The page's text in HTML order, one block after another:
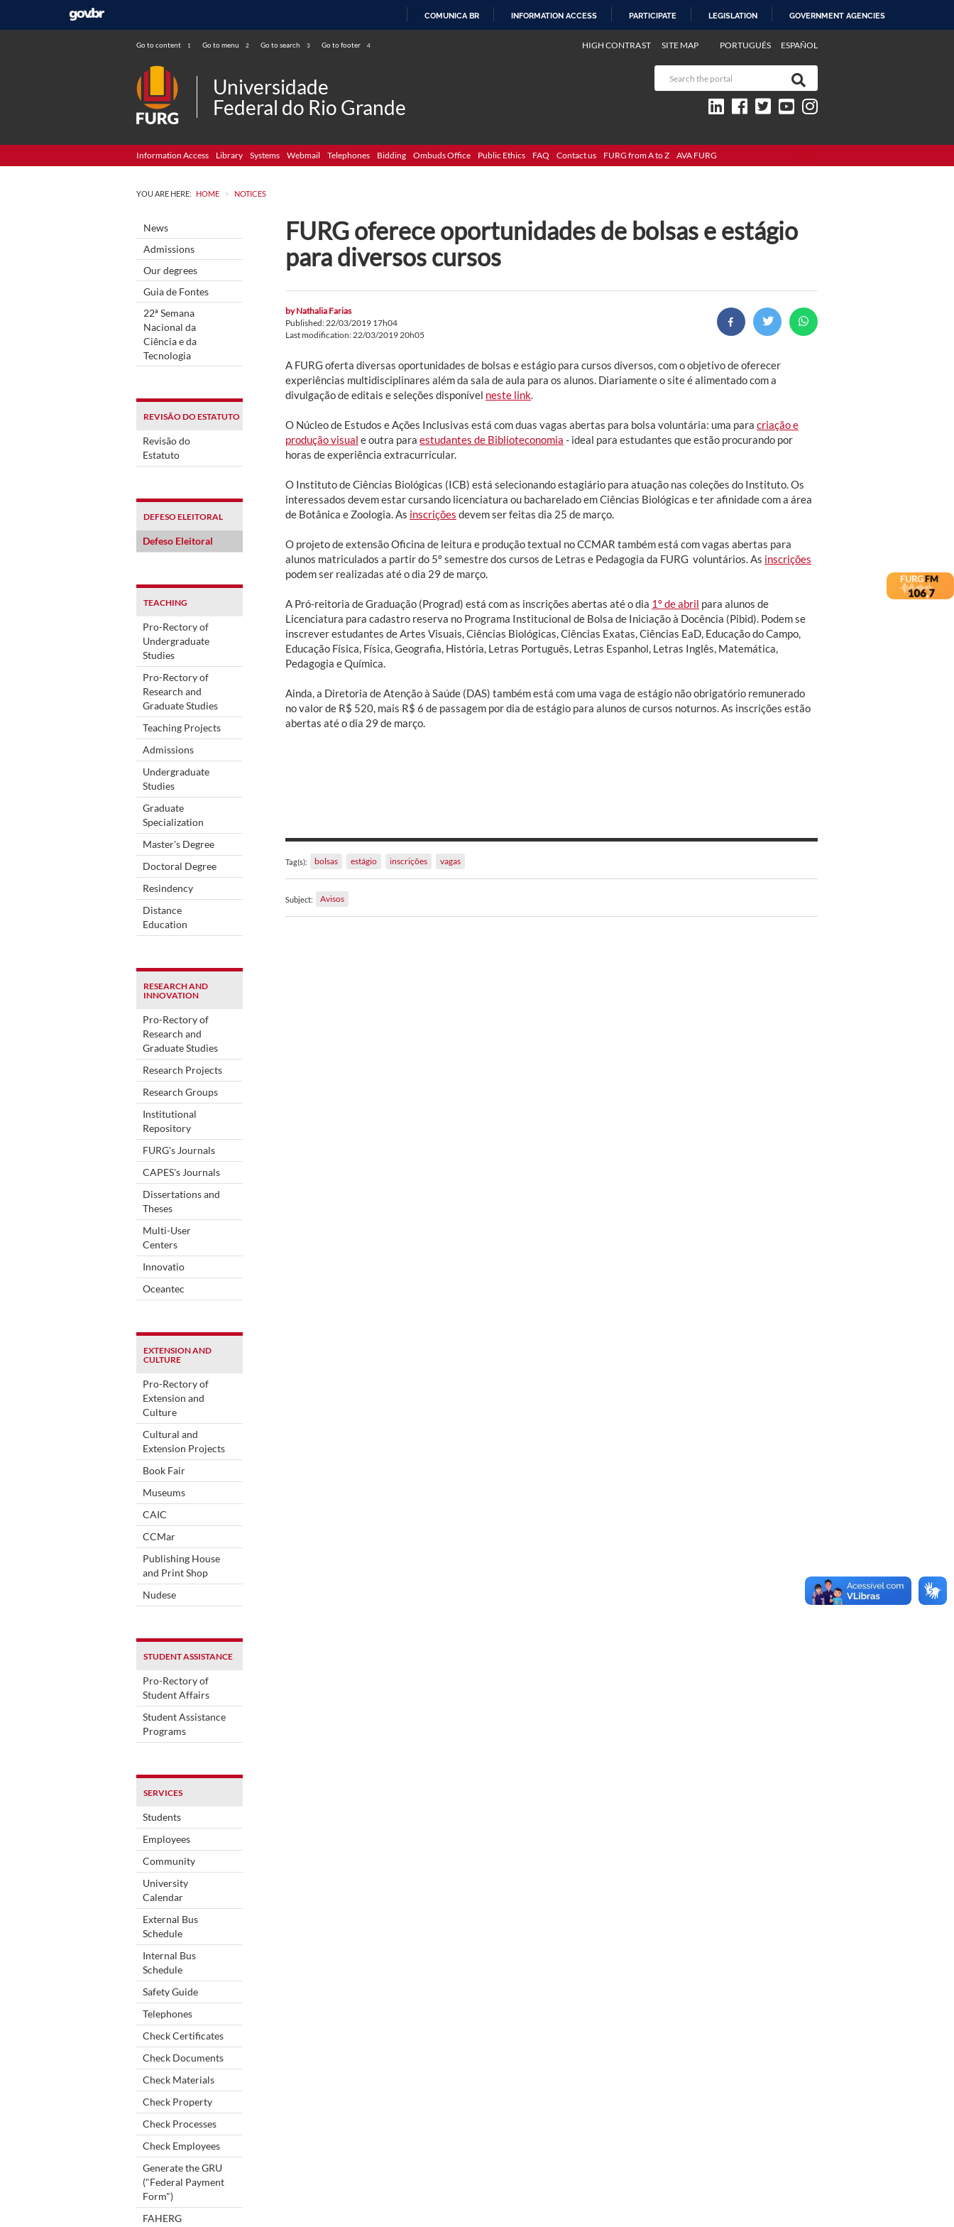
COMUNICA BR INFORMATION ACCESS PARTICIPATE LEGISLATION GOVERNMENT AGENCIES
Go to content 1 Go to menu 2 Go to search 3 Go to footer 4 PORTUGUÊS ESPAÑOL
HIGH CONTRAST SITE MAP
Universidade
Federal do Rio Grande
Information Access Library Systems Webmail Telephones Bidding Ombuds Office Public Ethics FAQ Contact us FURG from A to Z AVA FURG
YOU ARE HERE: HOME > NOTICES
News
Admissions
Our degrees
Guia de Fontes
22ª Semana
Nacional da
Ciência e da
Tecnologia
REVISÃO DO ESTATUTO
Revisão do
Estatuto
DEFESO ELEITORAL
Defeso Eleitoral
TEACHING
Pro-Rectory of
Undergraduate
Studies
Pro-Rectory of
Research and
Graduate Studies
Teaching Projects
Admissions
Undergraduate
Studies
Graduate
Specialization
Master's Degree
Doctoral Degree
Resindency
Distance
Education
RESEARCH AND
INNOVATION
Pro-Rectory of
Research and
Graduate Studies
Research Projects
Research Groups
Institutional
Repository
FURG's Journals
CAPES's Journals
Dissertations and
Theses
Multi-User
Centers
Innovatio
Oceantec
EXTENSION AND
CULTURE
Pro-Rectory of
Extension and
Culture
Cultural and
Extension Projects
Book Fair
Museums
CAIC
CCMar
Publishing House
and Print Shop
Nudese
STUDENT ASSISTANCE
Pro-Rectory of
Student Affairs
Student Assistance
Programs
SERVICES
Students
Employees
Community
University
Calendar
External Bus
Schedule
Internal Bus
Schedule
Safety Guide
Telephones
Check Certificates
Check Documents
Check Materials
Check Property
Check Processes
Check Employees
Generate the GRU
("Federal Payment
Form")
FAHERG
FURG oferece oportunidades de bolsas e estágio
para diversos cursos
byNathalia Farias
Published: 22/03/2019 17h04
Last modification: 22/03/2019 20h05
A FURG oferta diversas oportunidades de bolsas e estágio para cursos diversos, com o objetivo de oferecer
experiências multidisciplinares além da sala de aula para os alunos. Diariamente o site é alimentado com a
divulgação de editais e seleções disponível neste link
O Núcleo de Estudos e Ações Inclusivas está com duas vagas abertas para bolsa voluntária: uma para criação e
produção visual e outra para estudantes de Biblioteconomia - ideal para estudantes que estão procurando por
horas de experiência extracurricular.
O Instituto de Ciências Biológicas (ICB) está selecionando estagiário para atuação nas coleções do Instituto. Os
interessados devem estar cursando licenciatura ou bacharelado em Ciências Biológicas e ter afinidade com a área
de Botânica e Zoologia. As inscrições devem ser feitas dia 25 de março.
O projeto de extensão Oficina de leitura e produção textual no CCMAR também está com vagas abertas para
alunos matriculados a partir do 5º semestre dos cursos de Letras e Pedagogia da FURG voluntários. As inscrições
podem ser realizadas até o dia 29 de março.
A Pró-reitoria de Graduação (Prograd) está com as inscrições abertas até o dia 1º de abril para alunos de
Licenciatura para cadastro reserva no Programa Institucional de Bolsa de Iniciação à Docência (Pibid). Podem se
inscrever estudantes de Artes Visuais, Ciências Biológicas, Ciências Exatas, Ciências EaD, Educação do Campo,
Educação Física, Física, Geografia, História, Letras Português, Letras Espanhol, Letras Inglês, Matemática,
Pedagogia e Química.
Ainda, a Diretoria de Atenção à Saúde (DAS) também está com uma vaga de estágio não obrigatório remunerado
no valor de R$ 520, mais R$ 6 de passagem por dia de estágio para alunos de cursos noturnos. As inscrições estão
abertas até o dia 29 de março.
Tag(s): bolsas estágio inscrições vagas
Subject: Avisos